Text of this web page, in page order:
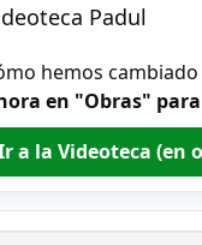
Padul
hemos
en "Obras"
a la Videoteca (en